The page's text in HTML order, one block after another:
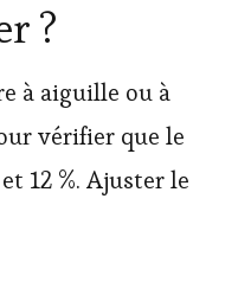
?
à aiguille ou à
vérifier que le
12 %. Ajuster le